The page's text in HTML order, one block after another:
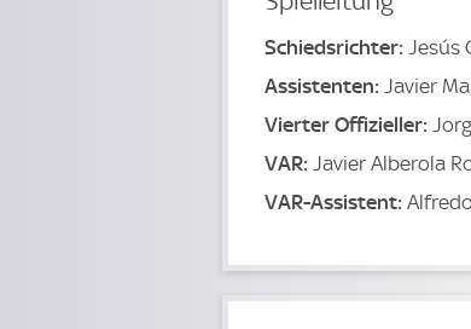
Schiedsrichter: Jesús
Assistenten: Javier
Vierter Offizieller:
VAR: Javier Alberola
VAR-Assistent: